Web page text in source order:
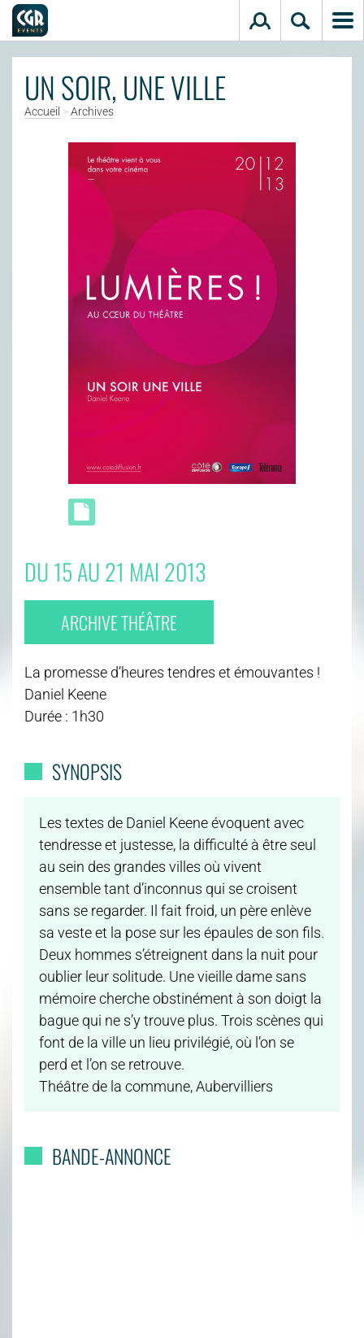
UN SOIR, UNE VILLE
Accueil >Archives
DU 15 AU 21 MAI 2013
ARCHIVE THÉÂTRE
La promesse d’heures tendres et émouvantes !
Daniel Keene
Durée : 1h30
SYNOPSIS
Les textes de Daniel Keene évoquent avec
tendresse et justesse, la difficulté à être seul
au sein des grandes villes où vivent
ensemble tant d’inconnus qui se croisent
sans se regarder. Il fait froid, un père enlève
sa veste et la pose sur les épaules de son fils.
Deux hommes s’étreignent dans la nuit pour
oublier leur solitude. Une vieille dame sans
mémoire cherche obstinément à son doigt la
bague qui ne s’y trouve plus. Trois scènes qui
font de la ville un lieu privilégié, où l’on se
perd et l’on se retrouve.
Théâtre de la commune, Aubervilliers
BANDE-ANNONCE